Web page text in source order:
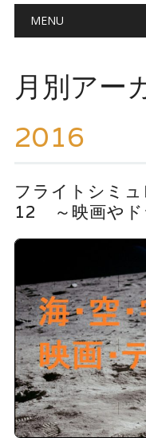
メインメ
ツ
へ
キ
MENU
月別アー
2016
フライトシミ
12 ～映画やド